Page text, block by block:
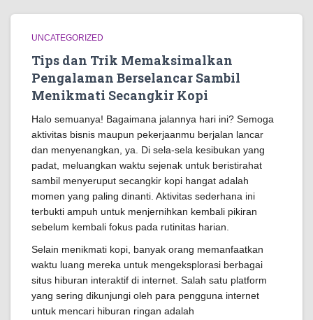
UNCATEGORIZED
Tips dan Trik Memaksimalkan
Pengalaman Berselancar Sambil
Menikmati Secangkir Kopi
Halo semuanya! Bagaimana jalannya hari ini? Semoga
aktivitas bisnis maupun pekerjaanmu berjalan lancar
dan menyenangkan, ya. Di sela-sela kesibukan yang
padat, meluangkan waktu sejenak untuk beristirahat
sambil menyeruput secangkir kopi hangat adalah
momen yang paling dinanti. Aktivitas sederhana ini
terbukti ampuh untuk menjernihkan kembali pikiran
sebelum kembali fokus pada rutinitas harian.
Selain menikmati kopi, banyak orang memanfaatkan
waktu luang mereka untuk mengeksplorasi berbagai
situs hiburan interaktif di internet. Salah satu platform
yang sering dikunjungi oleh para pengguna internet
untuk mencari hiburan ringan adalah